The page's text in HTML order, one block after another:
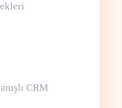
CRM